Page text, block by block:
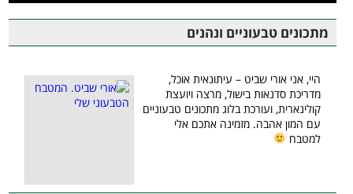
מתכונים טבעוניים ונהנים
היי, אני אורי שביט – עיתונאית אוכל,
מדריכת סדנאות בישול, מרצה ויועצת
קולינארית, ועורכת בלוג מתכונים טבעוניים
עם המון אהבה. מזמינה אתכם אלי
למטבח